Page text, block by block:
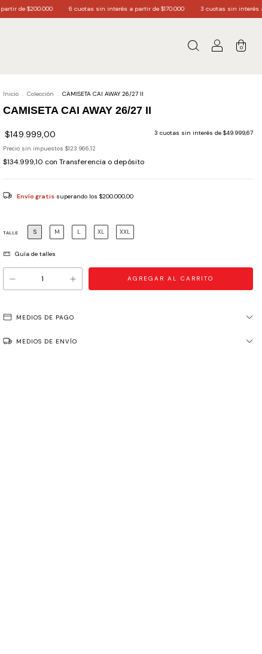
6 cuotas sin interés a partir de $170.000 3 cuotas sin interés a partir de $60.000.
0
Inicio . Colección . CAMISETA CAI AWAY 26/27 II
CAMISETA CAI AWAY 26/27 II
$149.999,00 3 cuotas sin interés de $49.999,67
Precio sin impuestos $123.966,12
$134.999,10 con Transferencia o depósito
Envío gratis superando los $200.000,00
TALLE S M L XL XXL
Guía de talles
MEDIOS DE PAGO
MEDIOS DE ENVÍO